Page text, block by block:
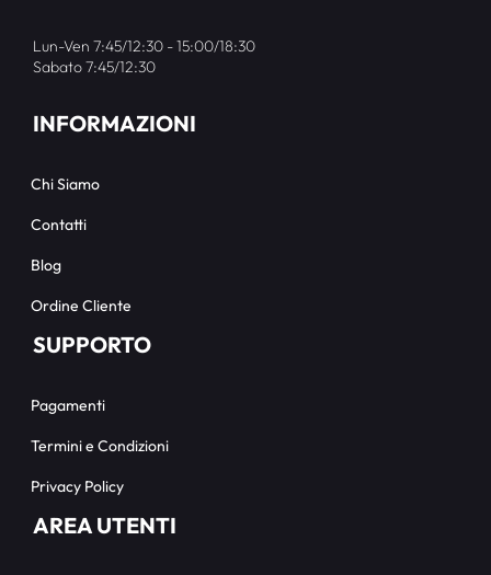
Lun-Ven 7:45/12:30 - 15:00/18:30
Sabato 7:45/12:30
INFORMAZIONI
Chi Siamo
Contatti
Blog
Ordine Cliente
SUPPORTO
Pagamenti
Termini e Condizioni
Privacy Policy
AREA UTENTI